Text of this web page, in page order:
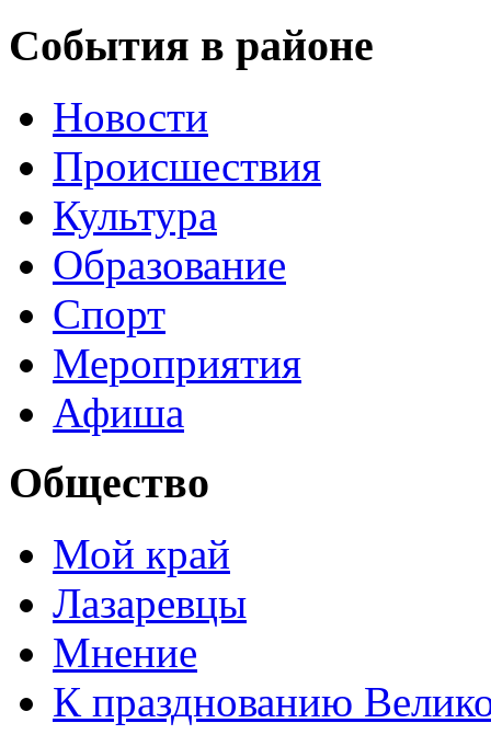
События в районе
Новости
Происшествия
Культура
Образование
Спорт
Мероприятия
Афиша
Общество
Мой край
Лазаревцы
Мнение
К празднованию